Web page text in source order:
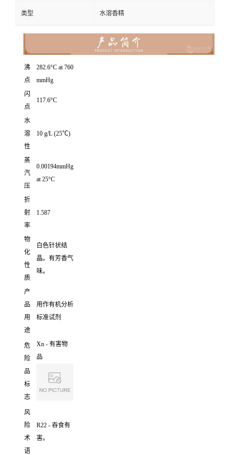
类型 水溶香精
沸
点
282.6°C at 760
mmHg
闪
点
117.6°C
水
溶
性
10 g/L (25℃)
蒸
汽
压
0.00194mmHg
at 25°C
折
射
率
1.587
物
化
性
质
白色针状结
晶。有芳香气
味。
产
品
用
途
用作有机分析
标准试剂
危
险
品
标
志
Xn - 有害物
品
风
险
术
语
R22 - 吞食有
害。